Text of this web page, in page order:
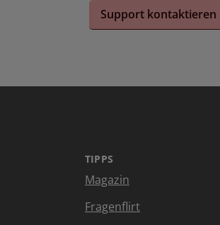
Support kontaktieren
TIPPS
Magazin
Fragenflirt